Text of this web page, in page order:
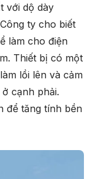
với dộ dày
ty cho biết
làm cho điện
Thiết bị có một
lồi lên và cảm
cạnh phải.
để tăng tính bền